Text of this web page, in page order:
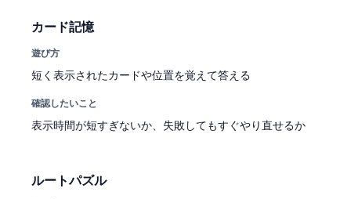
カード記憶
遊び方
短く表示されたカードや位置を覚えて答える
確認したいこと
表示時間が短すぎないか、失敗してもすぐやり直せるか
ルートパズル